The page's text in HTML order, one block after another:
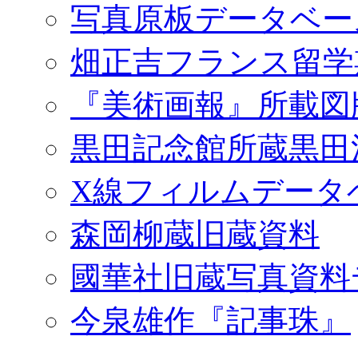
写真原板データベ
畑正吉フランス留
『美術画報』所載
黒田記念館所蔵黒
X線フィルムデータ
森岡柳蔵旧蔵資料
國華社旧蔵写真資
今泉雄作『記事珠』